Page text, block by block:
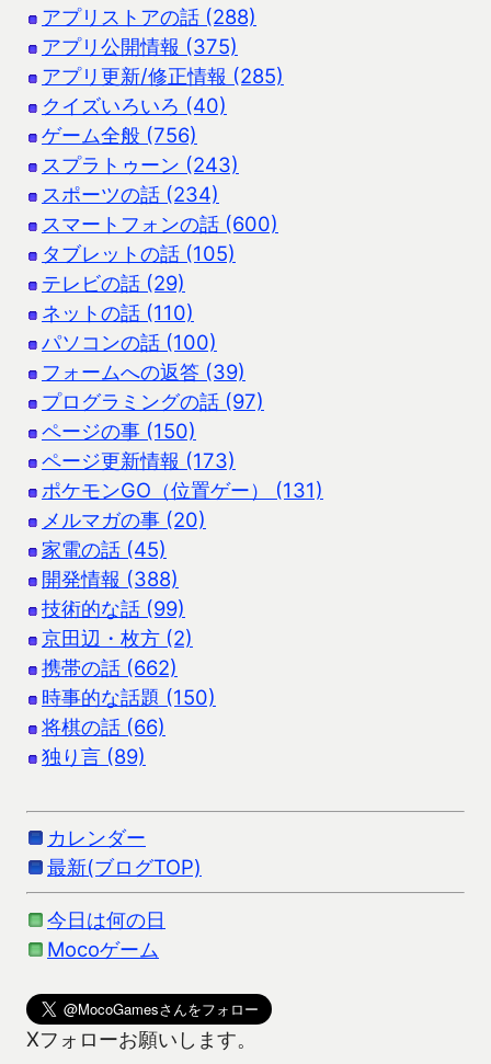
アプリストアの話 (288)
アプリ公開情報 (375)
アプリ更新/修正情報 (285)
クイズいろいろ (40)
ゲーム全般 (756)
スプラトゥーン (243)
スポーツの話 (234)
スマートフォンの話 (600)
タブレットの話 (105)
テレビの話 (29)
ネットの話 (110)
パソコンの話 (100)
フォームへの返答 (39)
プログラミングの話 (97)
ページの事 (150)
ページ更新情報 (173)
ポケモンGO（位置ゲー） (131)
メルマガの事 (20)
家電の話 (45)
開発情報 (388)
技術的な話 (99)
京田辺・枚方 (2)
携帯の話 (662)
時事的な話題 (150)
将棋の話 (66)
独り言 (89)
カレンダー
最新(ブログTOP)
今日は何の日
Mocoゲーム
Xフォローお願いします。